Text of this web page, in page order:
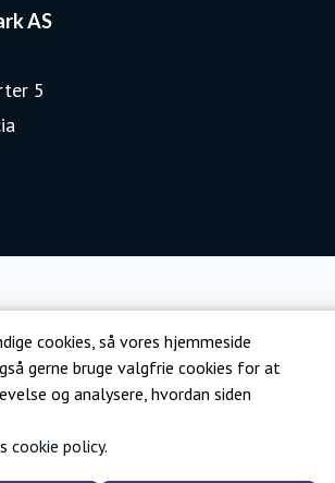
cookies, så vores hjemmeside
gerne bruge valgfrie cookies for at
og analysere, hvordan siden
cookie policy.
AS
5